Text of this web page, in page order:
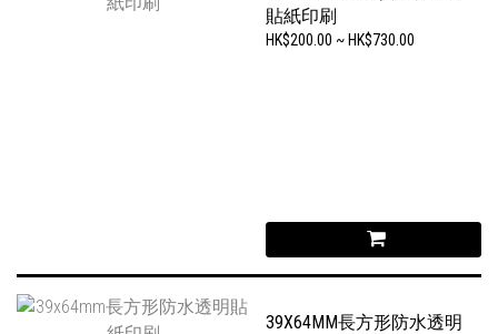
貼紙印刷
HK$200.00 ~ HK$730.00
39X64MM長方形防水透明